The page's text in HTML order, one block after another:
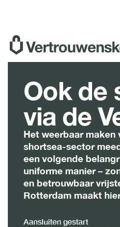
inhoud
Ook de
via de
Het weerbaar
shortsea-sector
een volgende
uniforme manier –
en betrouwbaar
Rotterdam maakt
Aansluiten gestart